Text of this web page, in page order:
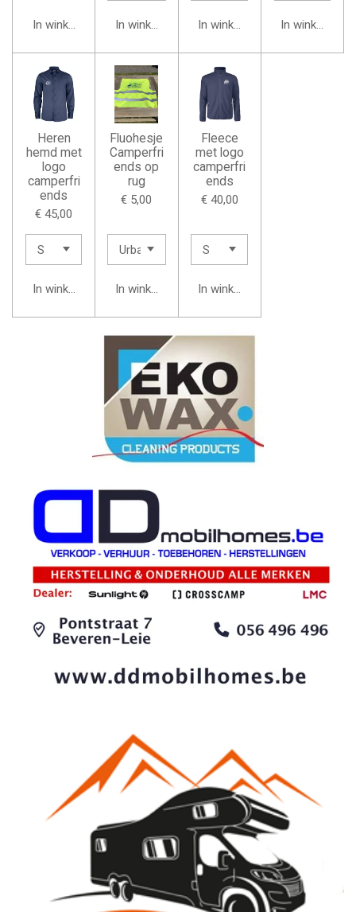
In winkelwagen In winkelwagen In winkelwagen In
Heren
hemd met
logo
camperfri
ends
€ 45,00
In winkelwagen
Fluohesje
Camperfri
ends op
rug
€ 5,00
In winkelwagen
Fleece
met logo
camperfri
ends
€ 40,00
In winkelwagen